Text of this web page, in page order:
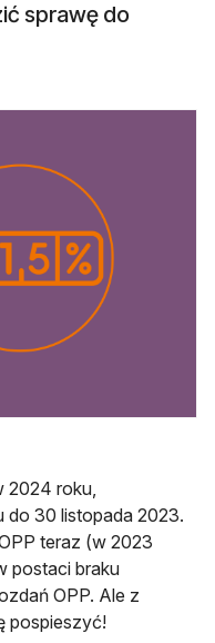
sprawę do
2024 roku,
do 30 listopada 2023.
teraz (w 2023
postaci braku
OPP. Ale z
pospieszyć!